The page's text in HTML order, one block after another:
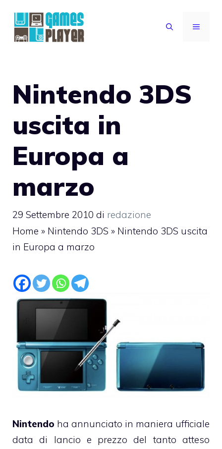
contenuto
MENU
Nintendo 3DS
uscita in
Europa a
marzo
29 Settembre 2010 di redazione
Home » Nintendo 3DS » Nintendo 3DS uscita
in Europa a marzo
Nintendo ha annunciato in maniera ufficiale
data di lancio e prezzo del tanto atteso